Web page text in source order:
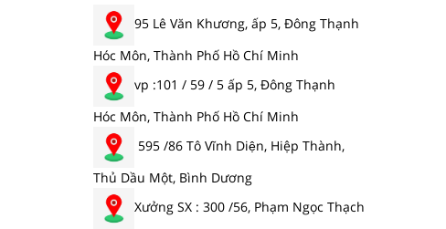
95 Lê Văn Khương, ấp 5, Đông Thạnh
Hóc Môn, Thành Phố Hồ Chí Minh
vp :101 / 59 / 5 ấp 5, Đông Thạnh
Hóc Môn, Thành Phố Hồ Chí Minh
595 /86 Tô Vĩnh Diện, Hiệp Thành,
Thủ Dầu Một, Bình Dương
Xưởng SX : 300 /56, Phạm Ngọc Thạch